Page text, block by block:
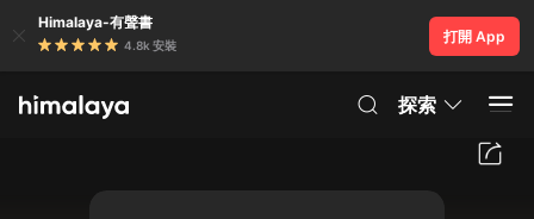
Himalaya-有聲書
4.8k 安裝
打開 App
探索